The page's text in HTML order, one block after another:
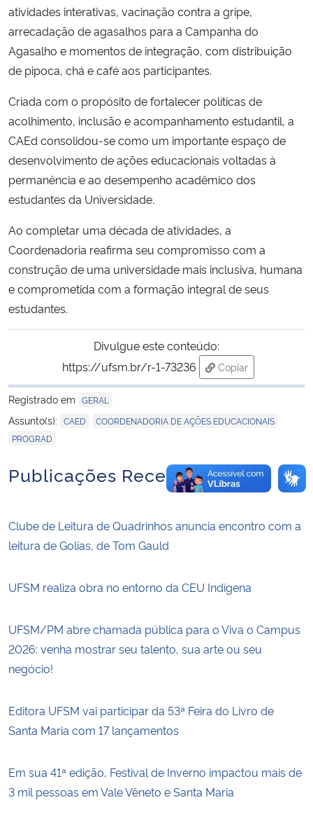
Banco Central do Brasil
Planalto
atividades interativas, vacinação contra a gripe,
arrecadação de agasalhos para a Campanha do
Agasalho e momentos de integração, com distribuição
de pipoca, chá e café aos participantes.
Criada com o propósito de fortalecer políticas de
acolhimento, inclusão e acompanhamento estudantil, a
CAEd consolidou-se como um importante espaço de
desenvolvimento de ações educacionais voltadas à
permanência e ao desempenho acadêmico dos
estudantes da Universidade.
Ao completar uma década de atividades, a
Coordenadoria reafirma seu compromisso com a
construção de uma universidade mais inclusiva, humana
e comprometida com a formação integral de seus
estudantes.
Divulgue este conteúdo:
https://ufsm.br/r-1-73236
Copiar
para área de
Registrado em GERAL
Assunto(s): CAED COORDENADORIA DE AÇÕES EDUCACIONAIS
PROGRAD
Publicações Recentes
Clube de Leitura de Quadrinhos anuncia encontro com a
leitura de Golias, de Tom Gauld
UFSM realiza obra no entorno da CEU Indígena
UFSM/PM abre chamada pública para o Viva o Campus
2026: venha mostrar seu talento, sua arte ou seu
negócio!
Editora UFSM vai participar da 53ª Feira do Livro de
Santa Maria com 17 lançamentos
Em sua 41ª edição, Festival de Inverno impactou mais de
3 mil pessoas em Vale Vêneto e Santa Maria